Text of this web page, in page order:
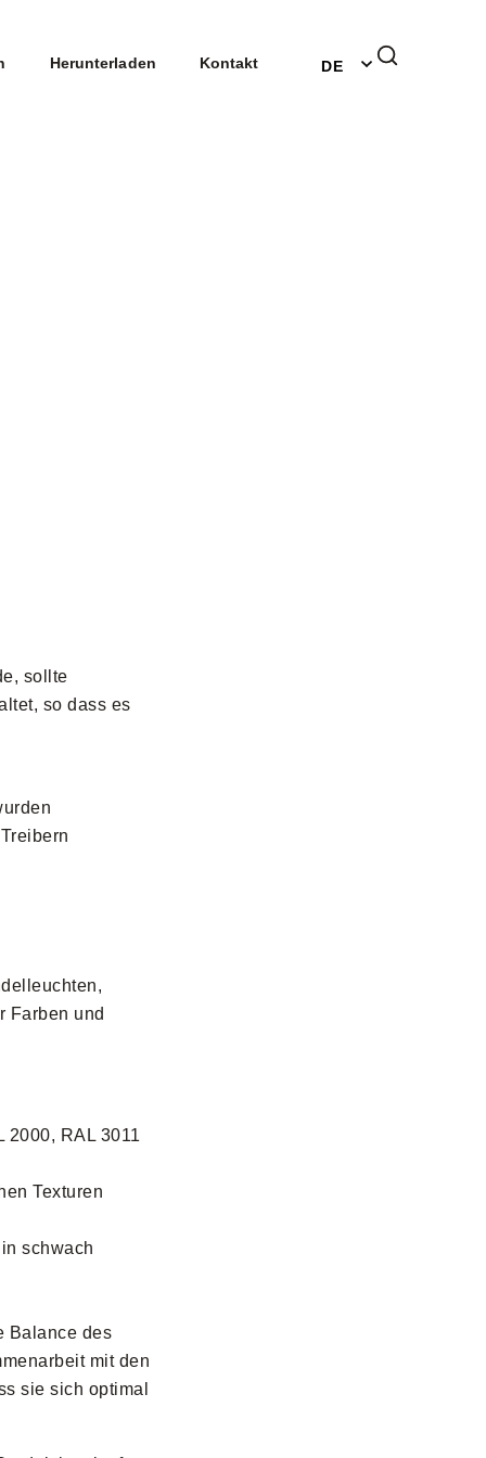
Herunterladen Kontakt DE
NL
sollte
so dass es
Farben und
2000, RAL 3011
Texturen
schwach
Balance des
mit den
sie sich optimal